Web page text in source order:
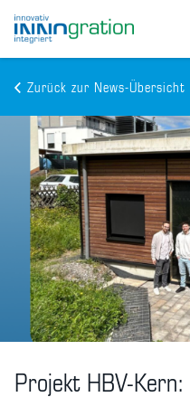
content
Zurück zur News-Übersicht
Projekt HBV-